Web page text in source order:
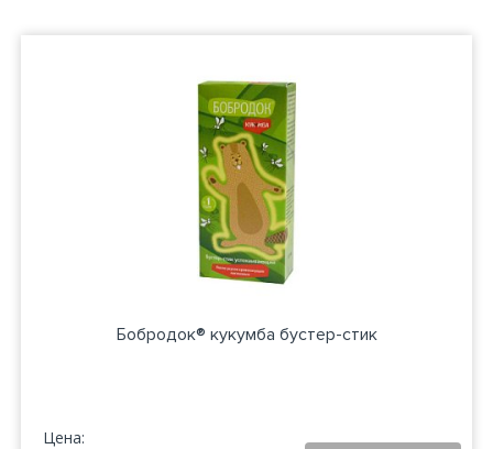
Бобродок® кукумба бустер-стик
Цена: